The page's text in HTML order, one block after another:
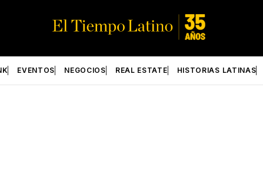
EVENTOS NEGOCIOS REAL ESTATE HISTORIAS LATINAS